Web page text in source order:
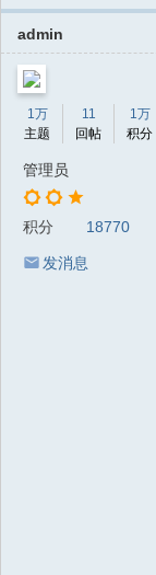
admin
1万
主题
11
回帖
1万
积分
管理员
积分 18770
发消息